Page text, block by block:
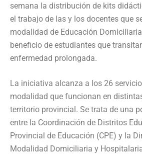
semana la distribución de kits
el trabajo de las y los docentes que
modalidad de Educación
beneficio de estudiantes que
enfermedad prolongada.
La iniciativa alcanza a los 26
modalidad que funcionan en
territorio provincial. Se trata de una
entre la Coordinación de Distritos
Provincial de Educación (CPE) y la
Modalidad Domiciliaria y